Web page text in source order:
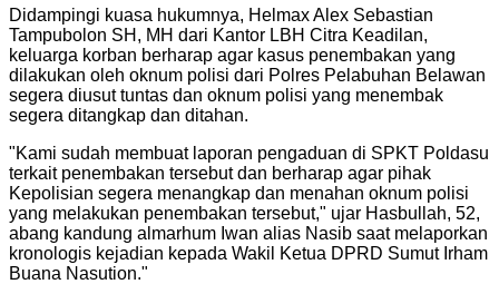
Didampingi kuasa hukumnya, Helmax Alex Sebastian
Tampubolon SH, MH dari Kantor LBH Citra Keadilan,
keluarga korban berharap agar kasus penembakan yang
dilakukan oleh oknum polisi dari Polres Pelabuhan Belawan
segera diusut tuntas dan oknum polisi yang menembak
segera ditangkap dan ditahan.
"Kami sudah membuat laporan pengaduan di SPKT Poldasu
terkait penembakan tersebut dan berharap agar pihak
Kepolisian segera menangkap dan menahan oknum polisi
yang melakukan penembakan tersebut," ujar Hasbullah, 52,
abang kandung almarhum Iwan alias Nasib saat melaporkan
kronologis kejadian kepada Wakil Ketua DPRD Sumut Irham
Buana Nasution."